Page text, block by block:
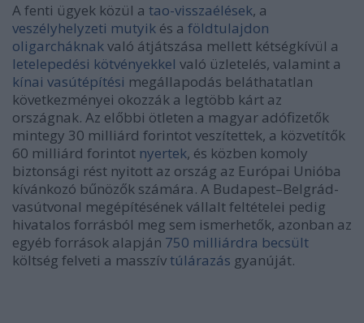
A fenti ügyek közül a tao-visszaélések, a
veszélyhelyzeti mutyik és a földtulajdon
oligarcháknakvaló átjátszása mellett kétségkívül a
letelepedési kötvényekkel való üzletelés, valamint a
kínai vasútépítési megállapodás beláthatatlan
következményei okozzák a legtöbb kárt az
országnak. Az előbbi ötleten a magyar adófizetők
mintegy 30 milliárd forintot veszítettek, a közvetítők
60 milliárd forintot nyertek, és közben komoly
biztonsági rést nyitott az ország az Európai Unióba
kívánkozó bűnözők számára. A Budapest–Belgrád-
vasútvonal megépítésének vállalt feltételei pedig
hivatalos forrásból meg sem ismerhetők, azonban az
egyéb források alapján 750 milliárdra becsült
költség felveti a masszívtúlárazás gyanúját.